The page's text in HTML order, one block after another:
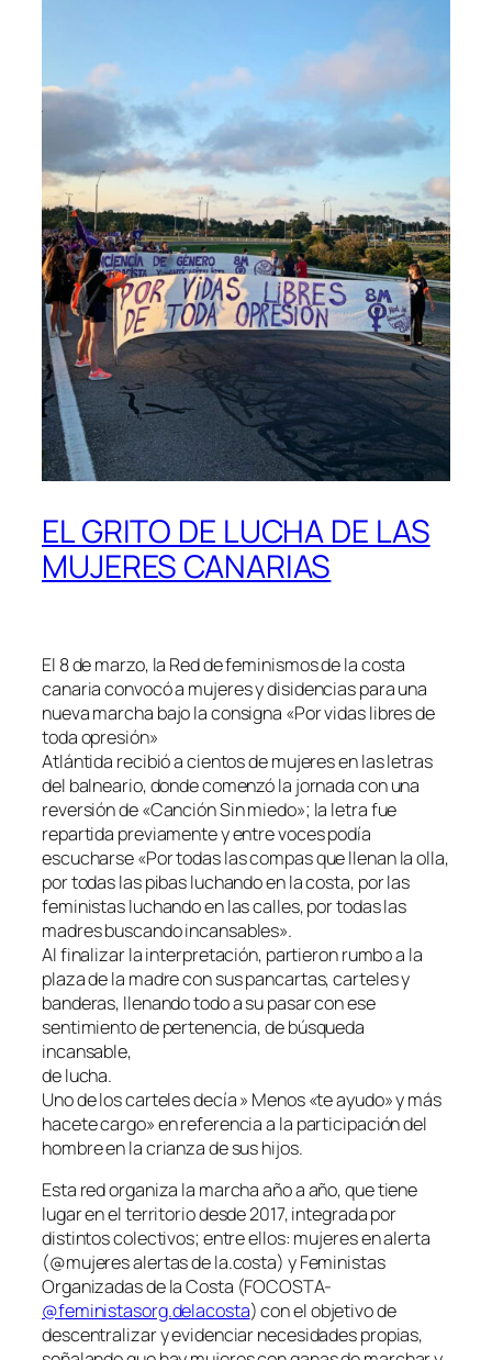
EL GRITO DE LUCHA DE LAS
MUJERES CANARIAS
El 8 de marzo, la Red de feminismos de la costa
canaria convocó a mujeres y disidencias para una
nueva marcha bajo la consigna «Por vidas libres de
toda opresión»
Atlántida recibió a cientos de mujeres en las letras
del balneario, donde comenzó la jornada con una
reversión de «Canción Sin miedo»; la letra fue
repartida previamente y entre voces podía
escucharse «Por todas las compas que llenan la olla,
por todas las pibas luchando en la costa, por las
feministas luchando en las calles, por todas las
madres buscando incansables».
Al finalizar la interpretación, partieron rumbo a la
plaza de la madre con sus pancartas, carteles y
banderas, llenando todo a su pasar con ese
sentimiento de pertenencia, de búsqueda
incansable,
de lucha.
Uno de los carteles decía » Menos «te ayudo» y más
hacete cargo» en referencia a la participación del
hombre en la crianza de sus hijos.
Esta red organiza la marcha año a año, que tiene
lugar en el territorio desde 2017, integrada por
distintos colectivos; entre ellos: mujeres en alerta
(@mujeres alertas de la.costa) y Feministas
Organizadas de la Costa (FOCOSTA-
@feministasorg.delacosta) con el objetivo de
descentralizar y evidenciar necesidades propias,